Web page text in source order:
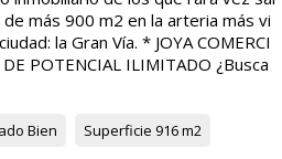
más 900 m2 en la arteria más vi
la Gran Vía. * JOYA COMERCI
POTENCIAL ILIMITADO ¿Busca
Bien Superficie 916 m2